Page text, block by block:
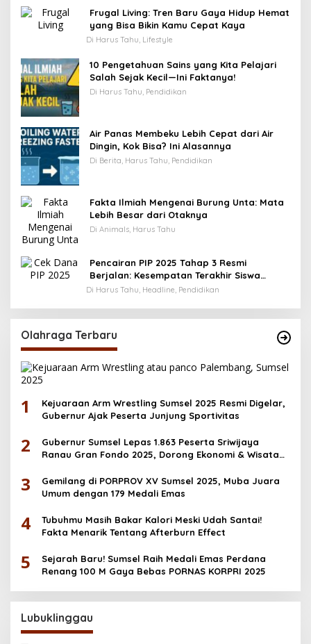
Frugal Living: Tren Baru Gaya Hidup Hemat
yang Bisa Bikin Kamu Cepat Kaya
Di Harus Tahu, Lifestyle
10 Pengetahuan Sains yang Kita Pelajari
Salah Sejak Kecil—Ini Faktanya!
Di Harus Tahu, Pendidikan
Air Panas Membeku Lebih Cepat dari Air
Dingin, Kok Bisa? Ini Alasannya
Di Berita, Harus Tahu, Pendidikan
Fakta Ilmiah Mengenai Burung Unta: Mata
Lebih Besar dari Otaknya
Di Animals, Harus Tahu
Pencairan PIP 2025 Tahap 3 Resmi
Berjalan: Kesempatan Terakhir Siswa
Menerima Bantuan Pendidikan hingga
Di Harus Tahu, Headline, Pendidikan
Olahraga Terbaru
1
Kejuaraan Arm Wrestling Sumsel 2025 Resmi Digelar,
Gubernur Ajak Peserta Junjung Sportivitas
2
Gubernur Sumsel Lepas 1.863 Peserta Sriwijaya
Ranau Gran Fondo 2025, Dorong Ekonomi & Wisata
3
Gemilang di PORPROV XV Sumsel 2025, Muba Juara
Umum dengan 179 Medali Emas
4
Tubuhmu Masih Bakar Kalori Meski Udah Santai!
Fakta Menarik Tentang Afterburn Effect
5
Sejarah Baru! Sumsel Raih Medali Emas Perdana
Renang 100 M Gaya Bebas PORNAS KORPRI 2025
Lubuklinggau